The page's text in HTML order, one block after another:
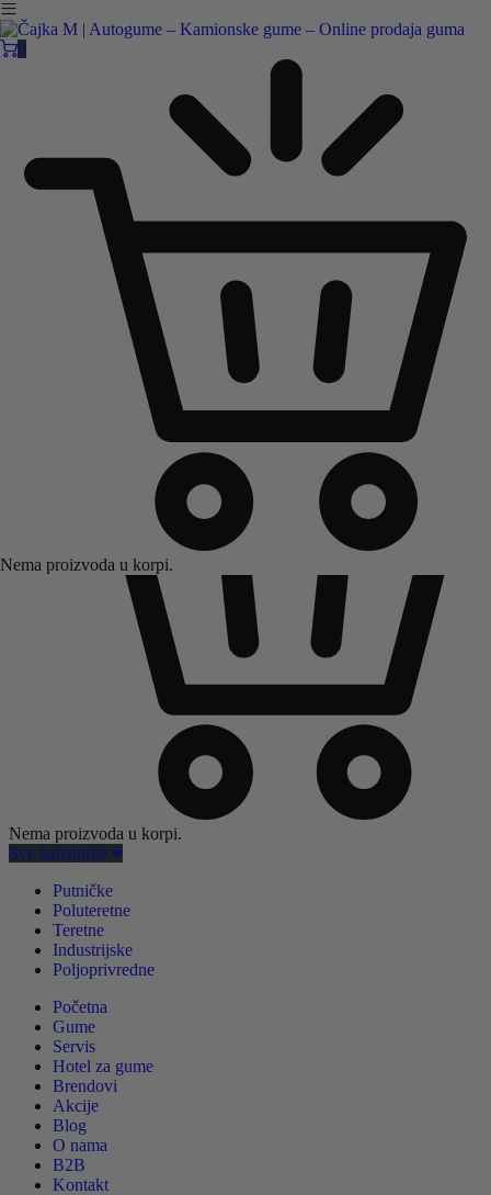
Čajka M Čačak
+381 32 5461 011 office@cajkam.rs
KAKO DO NAS
Nema proizvoda u korpi.
Sve kategorije
Putničke
Poluteretne
Teretne
Industrijske
Poljoprivredne
Početna
Gume
Servis
Hotel za gume
Brendovi
Akcije
Blog
O nama
B2B
Kontakt
0
Nema proizvoda u korpi.